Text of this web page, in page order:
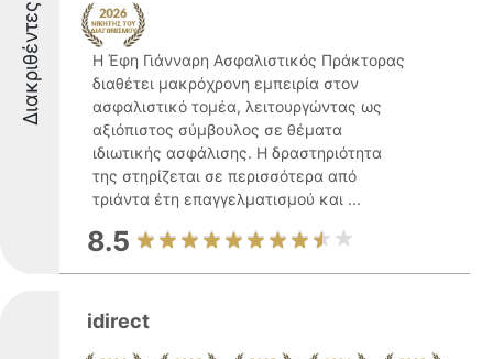
Διακριθέντες
Η Έφη Γιάνναρη Ασφαλιστικός Πράκτορας
διαθέτει μακρόχρονη εμπειρία στον
ασφαλιστικό τομέα, λειτουργώντας ως
αξιόπιστος σύμβουλος σε θέματα
ιδιωτικής ασφάλισης. Η δραστηριότητα
της στηρίζεται σε περισσότερα από
τριάντα έτη επαγγελματισμού και ...
8.5
idirect